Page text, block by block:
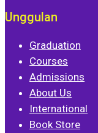
Unggulan
Graduation
Courses
Admissions
About Us
International
Book Store